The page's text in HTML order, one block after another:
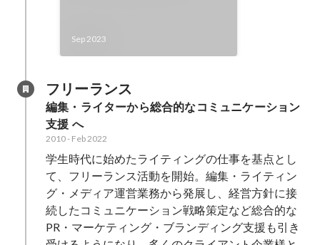
Sep 2023
フリーランス
編集・ライターから総合的なコミュニケーション
支援 へ
2010- Feb 2022
学生時代に始めたライティングの仕事を基点とし
て、フリーランス活動を開始。編集・ライティン
グ・メディア運営業務から発展し、経営方針に接
続したコミュニケーション戦略策定など総合的な
PR・マーケティング・ブランディング支援も引き